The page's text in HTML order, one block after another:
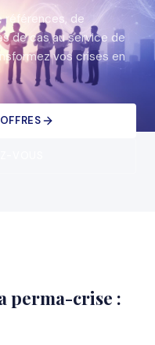
références, de
de cas au service de
vos crises en
perma-crise :